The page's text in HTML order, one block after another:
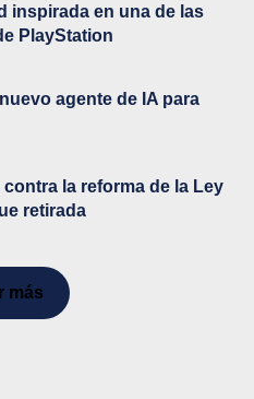
inspirada en una de las
PlayStation
agente de IA para
la reforma de la Ley
retirada
más